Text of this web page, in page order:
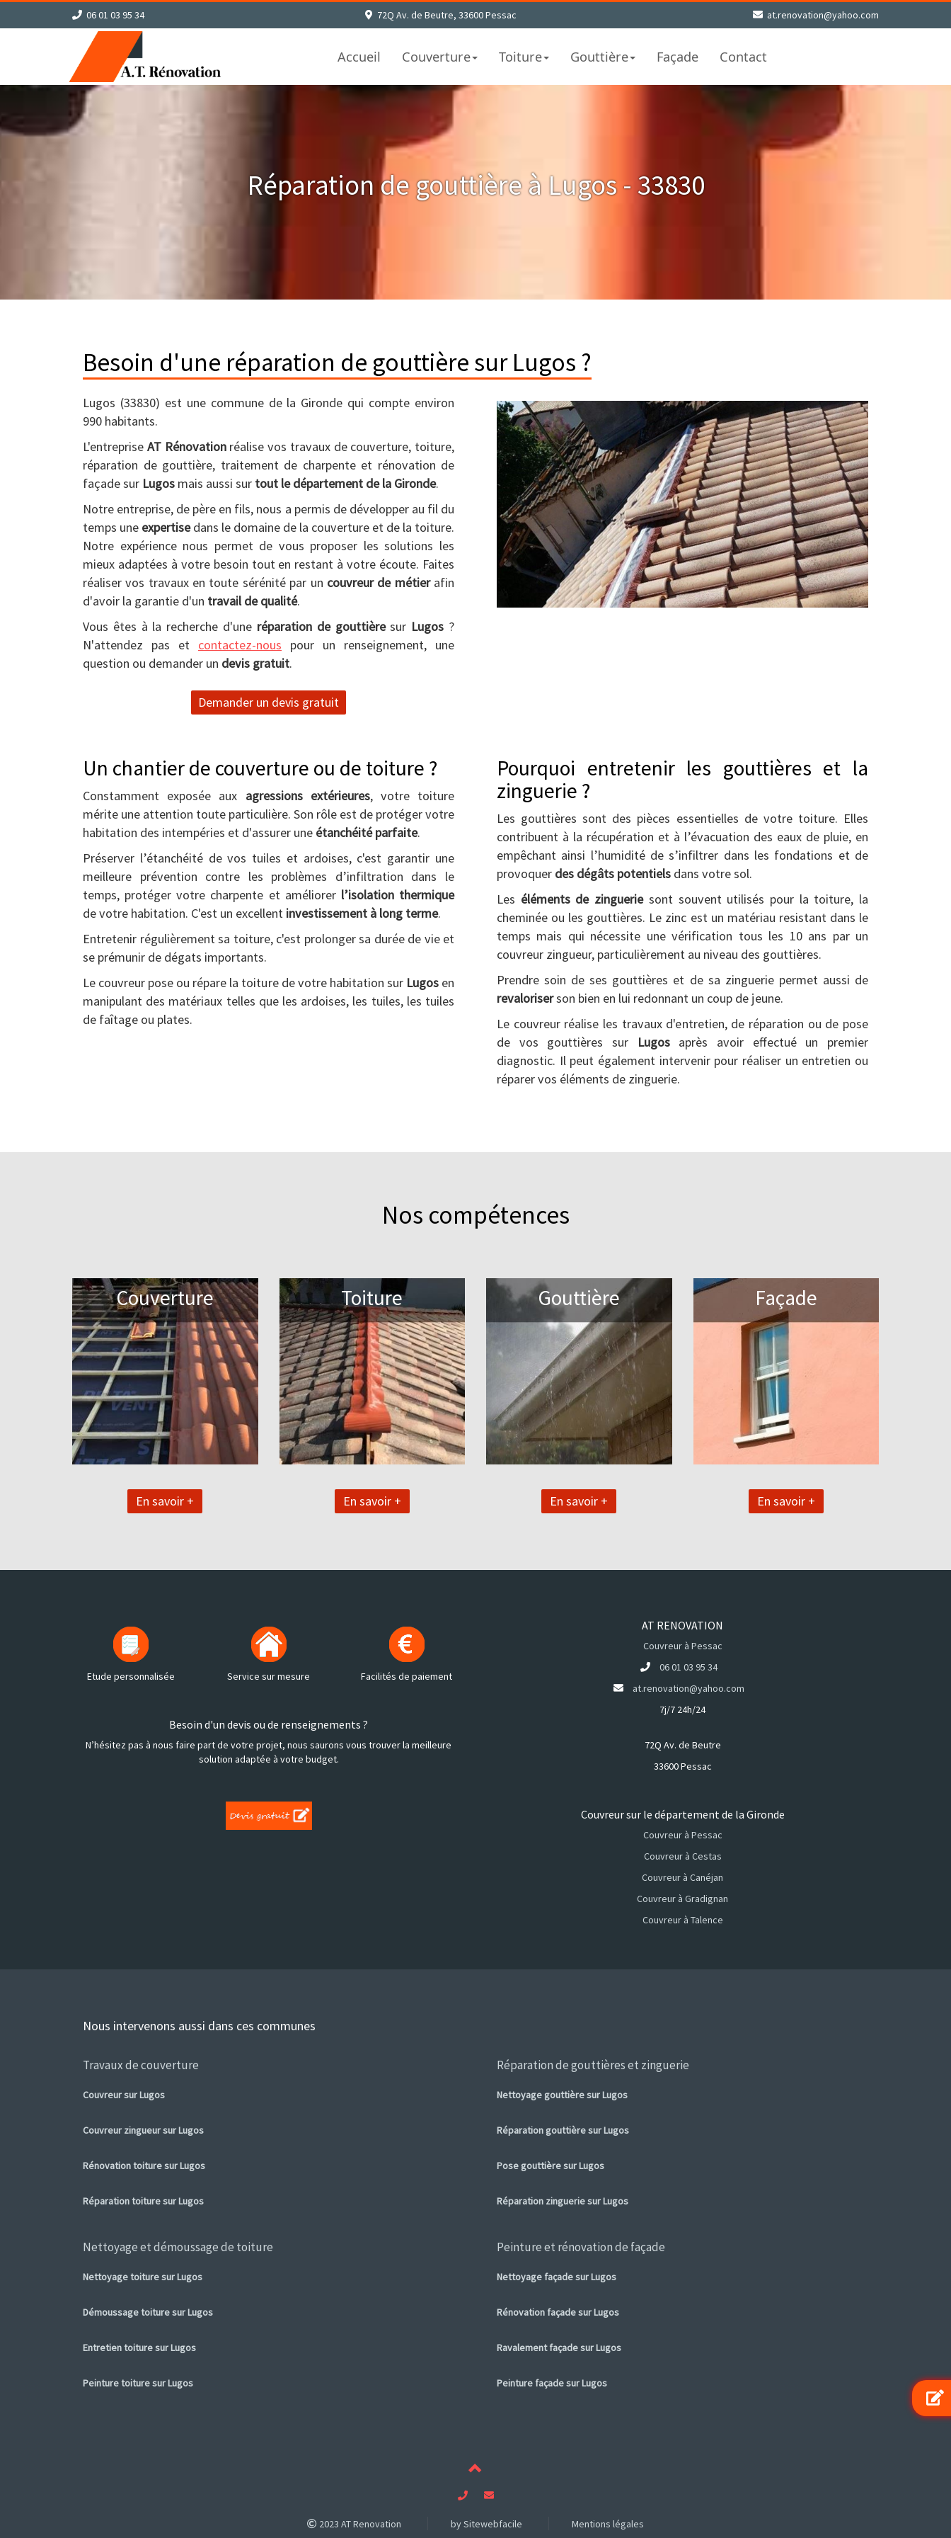
06 01 03 95 34 72Q Av. de Beutre, 33600 Pessac at.renovation@yahoo.com
Accueil Couverture Toiture Gouttière Façade Contact
Réparation de gouttière à Lugos - 33830
Besoin d'une réparation de gouttière sur Lugos ?
Lugos (33830) est une commune de la Gironde qui compte environ
990 habitants.
L'entreprise AT Rénovationréalise vos travaux de couverture, toiture,
réparation de gouttière, traitement de charpente et rénovation de
façade sur Lugos mais aussi sur tout le département de la Gironde.
Notre entreprise, de père en fils, nous a permis de développer au fil du
temps une expertisedans le domaine de la couverture et de la toiture.
Notre expérience nous permet de vous proposer les solutions les
mieux adaptées à votre besoin tout en restant à votre écoute. Faites
réaliser vos travaux en toute sérénité par un couvreur de métierafin
d'avoir la garantie d'un travail de qualité.
Vous êtes à la recherche d'une réparation de gouttièresur Lugos ?
N'attendez pas et contactez-nous pour un renseignement, une
question ou demander un devis gratuit.
Demander un devis gratuit
Un chantier de couverture ou de toiture ?
Constamment exposée aux agressions extérieures, votre toiture
mérite une attention toute particulière. Son rôle est de protéger votre
habitation des intempéries et d'assurer une étanchéité parfaite.
Préserver l’étanchéité de vos tuiles et ardoises, c'est garantir une
meilleure prévention contre les problèmes d’infiltration dans le
temps, protéger votre charpente et améliorer l’isolation thermique
de votre habitation. C'est un excellent investissement à long terme.
Entretenir régulièrement sa toiture, c'est prolonger sa durée de vie et
se prémunir de dégats importants.
Le couvreur pose ou répare la toiture de votre habitation sur Lugosen
manipulant des matériaux telles que les ardoises, les tuiles, les tuiles
de faîtage ou plates.
Pourquoi entretenir les gouttières et la
zinguerie ?
Les gouttières sont des pièces essentielles de votre toiture. Elles
contribuent à la récupération et à l’évacuation des eaux de pluie, en
empêchant ainsi l’humidité de s’infiltrer dans les fondations et de
provoquer des dégâts potentiels dans votre sol.
Les éléments de zingueriesont souvent utilisés pour la toiture, la
cheminée ou les gouttières. Le zinc est un matériau resistant dans le
temps mais qui nécessite une vérification tous les 10 ans par un
couvreur zingueur, particulièrement au niveau des gouttières.
Prendre soin de ses gouttières et de sa zinguerie permet aussi de
revaloriserson bien en lui redonnant un coup de jeune.
Le couvreur réalise les travaux d'entretien, de réparation ou de pose
de vos gouttières sur
Lugosaprès avoir effectué un premier
diagnostic. Il peut également intervenir pour réaliser un entretien ou
réparer vos éléments de zinguerie.
Nos compétences
Couverture
En savoir +
Toiture
En savoir +
Gouttière
En savoir +
Façade
En savoir +
Etude personnalisée Service sur mesure Facilités de paiement
Besoin d'un devis ou de renseignements ?
N’hésitez pas à nous faire part de votre projet, nous saurons vous trouver la meilleure
solution adaptée à votre budget.
AT RENOVATION
Couvreur à Pessac
06 01 03 95 34
at.renovation@yahoo.com
7j/7 24h/24
72Q Av. de Beutre
33600 Pessac
Couvreur sur le département de la Gironde
Couvreur à Pessac
Couvreur à Cestas
Couvreur à Canéjan
Couvreur à Gradignan
Couvreur à Talence
Nous intervenons aussi dans ces communes
Travaux de couverture
Couvreur sur Lugos
Couvreur zingueur sur Lugos
Rénovation toiture sur Lugos
Réparation toiture sur Lugos
Réparation de gouttières et zinguerie
Nettoyage gouttière sur Lugos
Réparation gouttière sur Lugos
Pose gouttière sur Lugos
Réparation zinguerie sur Lugos
Nettoyage et démoussage de toiture
Nettoyage toiture sur Lugos
Démoussage toiture sur Lugos
Entretien toiture sur Lugos
Peinture toiture sur Lugos
Peinture et rénovation de façade
Nettoyage façade sur Lugos
Rénovation façade sur Lugos
Ravalement façade sur Lugos
Peinture façade sur Lugos
2023 AT Renovation by Sitewebfacile Mentions légales